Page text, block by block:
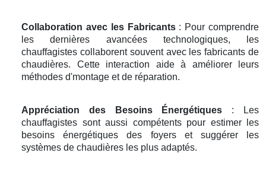
Collaboration avec les Fabricants: Pour comprendre
les dernières avancées technologiques, les
chauffagistes collaborent souvent avec les fabricants de
chaudières. Cette interaction aide à améliorer leurs
méthodes d'montage et de réparation.
Appréciation des Besoins Énergétiques : Les
chauffagistes sont aussi compétents pour estimer les
besoins énergétiques des foyers et suggérer les
systèmes de chaudières les plus adaptés.